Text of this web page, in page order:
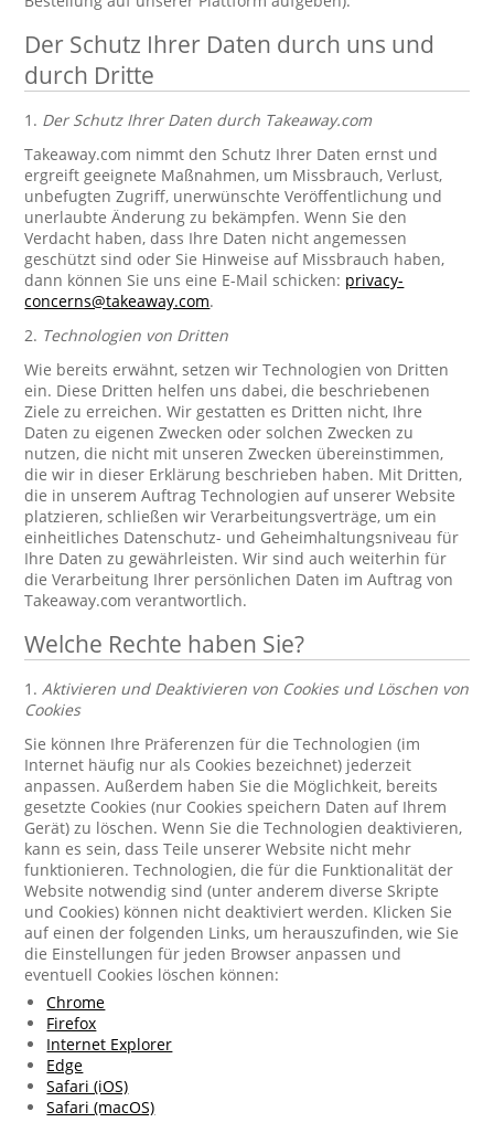
Der Schutz Ihrer Daten durch uns und
durch Dritte
1. Der Schutz Ihrer Daten durch Takeaway.com
Takeaway.com nimmt den Schutz Ihrer Daten ernst und
ergreift geeignete Maßnahmen, um Missbrauch, Verlust,
unbefugten Zugriff, unerwünschte Veröffentlichung und
unerlaubte Änderung zu bekämpfen. Wenn Sie den
Verdacht haben, dass Ihre Daten nicht angemessen
geschützt sind oder Sie Hinweise auf Missbrauch haben,
dann können Sie uns eine E-Mail schicken: privacy-
concerns@takeaway.com.
2. Technologien von Dritten
Wie bereits erwähnt, setzen wir Technologien von Dritten
ein. Diese Dritten helfen uns dabei, die beschriebenen
Ziele zu erreichen. Wir gestatten es Dritten nicht, Ihre
Daten zu eigenen Zwecken oder solchen Zwecken zu
nutzen, die nicht mit unseren Zwecken übereinstimmen,
die wir in dieser Erklärung beschrieben haben. Mit Dritten,
die in unserem Auftrag Technologien auf unserer Website
platzieren, schließen wir Verarbeitungsverträge, um ein
einheitliches Datenschutz- und Geheimhaltungsniveau für
Ihre Daten zu gewährleisten. Wir sind auch weiterhin für
die Verarbeitung Ihrer persönlichen Daten im Auftrag von
Takeaway.com verantwortlich.
Welche Rechte haben Sie?
1.Aktivieren und Deaktivieren von Cookies und Löschen von
Cookies
Sie können Ihre Präferenzen für die Technologien (im
Internet häufig nur als Cookies bezeichnet) jederzeit
anpassen. Außerdem haben Sie die Möglichkeit, bereits
gesetzte Cookies (nur Cookies speichern Daten auf Ihrem
Gerät) zu löschen. Wenn Sie die Technologien deaktivieren,
kann es sein, dass Teile unserer Website nicht mehr
funktionieren. Technologien, die für die Funktionalität der
Website notwendig sind (unter anderem diverse Skripte
und Cookies) können nicht deaktiviert werden. Klicken Sie
auf einen der folgenden Links, um herauszufinden, wie Sie
die Einstellungen für jeden Browser anpassen und
eventuell Cookies löschen können:
Chrome
Firefox
Internet Explorer
Edge
Safari (iOS)
Safari (macOS)